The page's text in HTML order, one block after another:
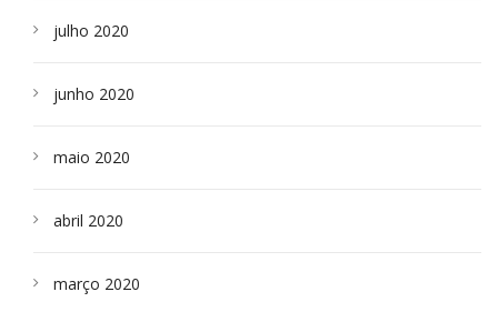
julho 2020
junho 2020
maio 2020
abril 2020
março 2020